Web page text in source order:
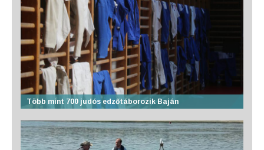
Több mint 700 judós edzőtáborozik Baján